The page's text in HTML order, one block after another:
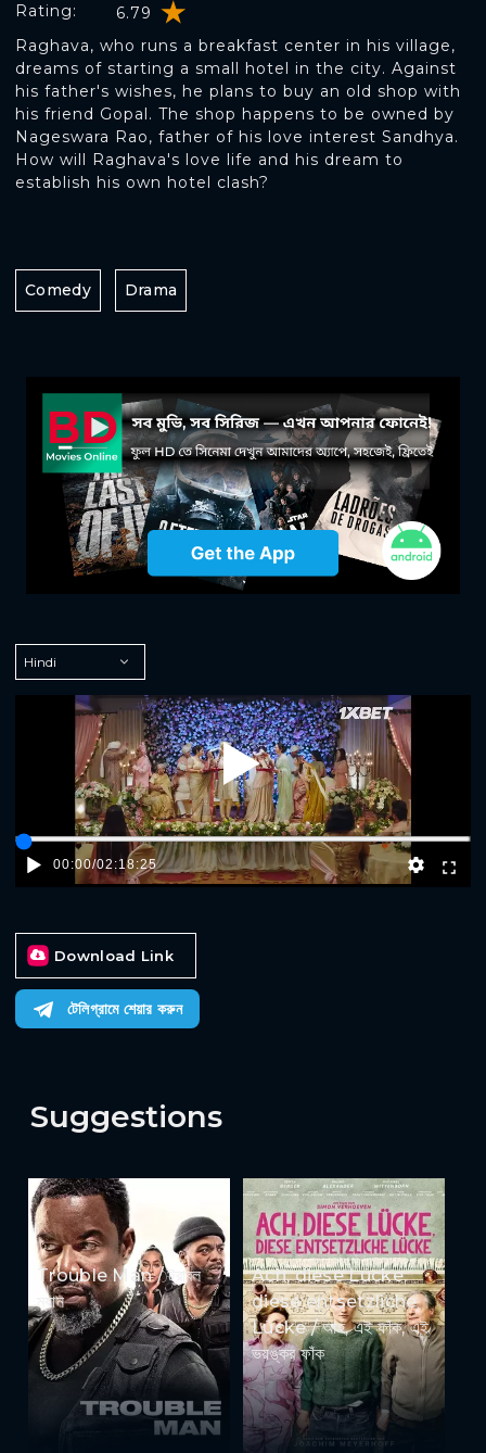
Rating: 6.79
Raghava, who runs a breakfast center in his village,
dreams of starting a small hotel in the city. Against
his father's wishes, he plans to buy an old shop with
his friend Gopal. The shop happens to be owned by
Nageswara Rao, father of his love interest Sandhya.
How will Raghava's love life and his dream to
establish his own hotel clash?
Comedy Drama
Play
00:00/02:18:25
Download Link
টেলিগ্রামে শেয়ার করুন
Suggestions
Trouble Man / ট্রাবল
ম্যান
Ach, diese Lücke,
diese entsetzliche
Lücke / আহ, এই ফাঁক, এই
ভয়ঙ্কর ফাঁক